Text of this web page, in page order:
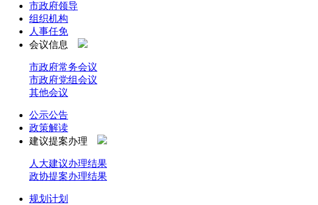
市政府领导
组织机构
人事任免
会议信息
市政府常务会议
市政府党组会议
其他会议
公示公告
政策解读
建议提案办理
人大建议办理结果
政协提案办理结果
规划计划